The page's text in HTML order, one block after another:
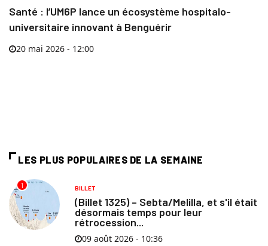
Santé : l’UM6P lance un écosystème hospitalo-
universitaire innovant à Benguérir
20 mai 2026 - 12:00
LES PLUS POPULAIRES DE LA SEMAINE
1 BILLET
(Billet 1325) – Sebta/Melilla, et s'il était
désormais temps pour leur
rétrocession...
09 août 2026 - 10:36